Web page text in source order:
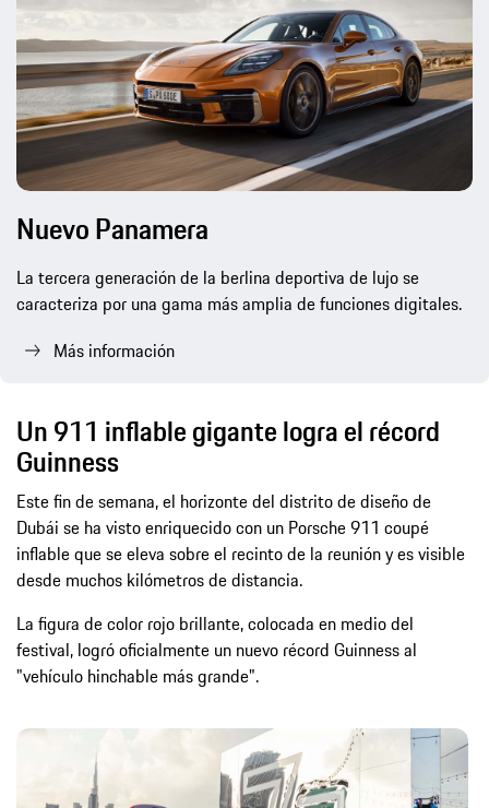
Nuevo Panamera
La tercera generación de la berlina deportiva de lujo se
caracteriza por una gama más amplia de funciones digitales.
Más información
Un 911 inflable gigante logra el récord
Guinness
Este fin de semana, el horizonte del distrito de diseño de
Dubái se ha visto enriquecido con un Porsche 911 coupé
inflable que se eleva sobre el recinto de la reunión y es visible
desde muchos kilómetros de distancia.
La figura de color rojo brillante, colocada en medio del
festival, logró oficialmente un nuevo récord Guinness al
"vehículo hinchable más grande".